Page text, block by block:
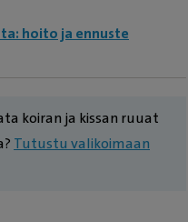
hoito ja ennuste
koiran ja kissan ruuat
Tutustu valikoimaan